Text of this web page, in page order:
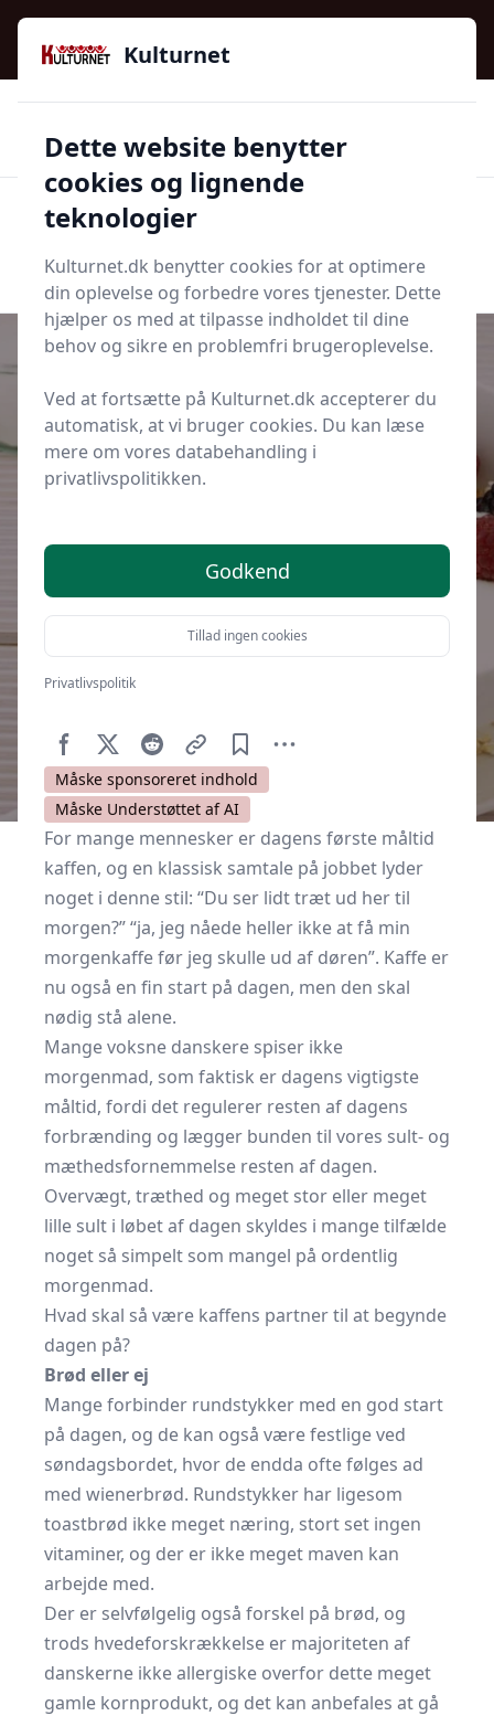
Kulturnet - Alt Det Gode I Livet | Din Kulturguide Siden
2016
97 kategorier 👍Kun godkendte butikker
Start søgning
Udgivet i Fritid
Dagens vigtigste måltid:
Morgenmaden
Måske sponsoreret indhold
Måske Understøttet af AI
For mange mennesker er dagens første måltid
kaffen, og en klassisk samtale på jobbet lyder
noget i denne stil: “Du ser lidt træt ud her til
morgen?” “ja, jeg nåede heller ikke at få min
morgenkaffe før jeg skulle ud af døren”. Kaffe er
nu også en fin start på dagen, men den skal
nødig stå alene.
Mange voksne danskere spiser ikke
morgenmad, som faktisk er dagens vigtigste
måltid, fordi det regulerer resten af dagens
forbrænding og lægger bunden til vores sult- og
mæthedsfornemmelse resten af dagen.
Overvægt, træthed og meget stor eller meget
lille sult i løbet af dagen skyldes i mange tilfælde
noget så simpelt som mangel på ordentlig
morgenmad.
Hvad skal så være kaffens partner til at begynde
dagen på?
Brød eller ej
Mange forbinder rundstykker med en god start
på dagen, og de kan også være festlige ved
søndagsbordet, hvor de endda ofte følges ad
med wienerbrød. Rundstykker har ligesom
toastbrød ikke meget næring, stort set ingen
vitaminer, og der er ikke meget maven kan
arbejde med.
Der er selvfølgelig også forskel på brød, og
trods hvedeforskrækkelse er majoriteten af
danskerne ikke allergiske overfor dette meget
gamle kornprodukt, og det kan anbefales at gå
Kulturnet
Dette website benytter
cookies og lignende
teknologier
Kulturnet.dk benytter cookies for at optimere
din oplevelse og forbedre vores tjenester. Dette
hjælper os med at tilpasse indholdet til dine
behov og sikre en problemfri brugeroplevelse.
Ved at fortsætte på Kulturnet.dk accepterer du
automatisk, at vi bruger cookies. Du kan læse
mere om vores databehandling i
privatlivspolitikken.
Godkend
Tillad ingen cookies
Privatlivspolitik